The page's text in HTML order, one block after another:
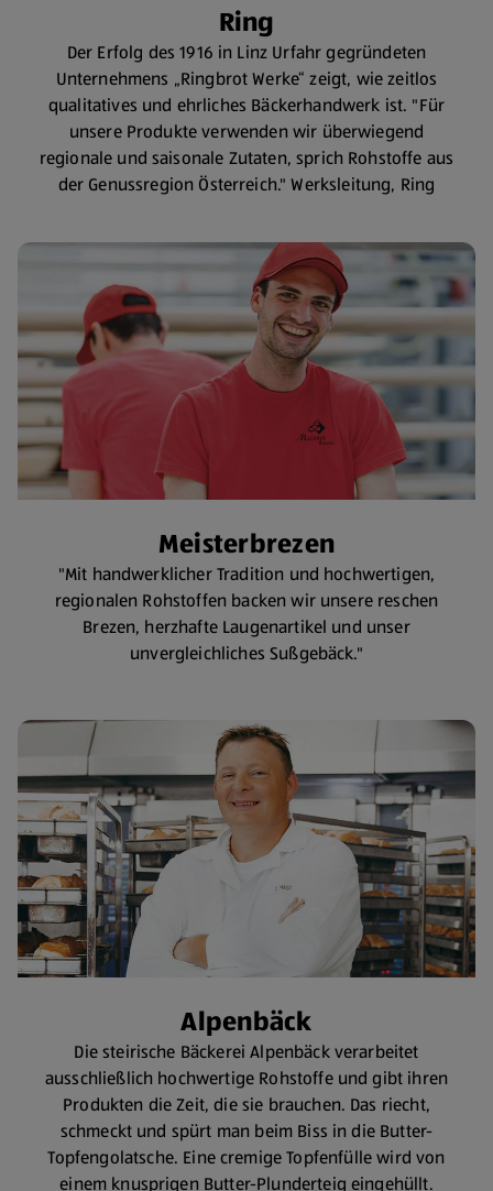
Ring
Der Erfolg des 1916 in Linz Urfahr gegründeten
Unternehmens „Ringbrot Werke“ zeigt, wie zeitlos
qualitatives und ehrliches Bäckerhandwerk ist. "Für
unsere Produkte verwenden wir überwiegend
regionale und saisonale Zutaten, sprich Rohstoffe aus
der Genussregion Österreich." Werksleitung, Ring
Meisterbrezen
"Mit handwerklicher Tradition und hochwertigen,
regionalen Rohstoffen backen wir unsere reschen
Brezen, herzhafte Laugenartikel und unser
unvergleichliches Sußgebäck."
Alpenbäck
Die steirische Bäckerei Alpenbäck verarbeitet
ausschließlich hochwertige Rohstoffe und gibt ihren
Produkten die Zeit, die sie brauchen. Das riecht,
schmeckt und spürt man beim Biss in die Butter-
Topfengolatsche. Eine cremige Topfenfülle wird von
einem knusprigen Butter-Plunderteig eingehüllt.